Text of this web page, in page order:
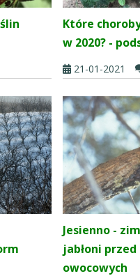
Które
w 2020? -
21-01-2021
Jesienno -
jabłoni
owocowych